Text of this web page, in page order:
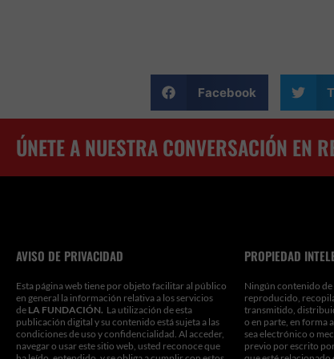
Facebook
ÚNETE A NUESTRA CONVERSACIÓN EN
AVISO DE PRIVACIDAD
Esta página web tiene por objeto facilitar al público
en general la información relativa a los servicios
de LA FUNDACIÓN. La utilización de esta
publicación digital y su contenido está sujeta a las
condiciones de uso y confidencialidad. Al acceder,
navegar o usar este sitio web, usted reconoce que
PROPIEDAD
Ningún contenido de
reproducido,
transmitido,
o en parte, en forma
sea electrónico o
previo por escrito